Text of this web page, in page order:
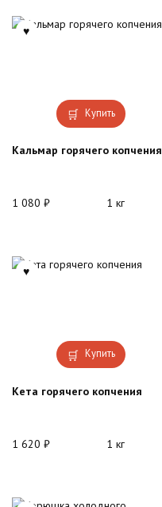
Купить
Кальмар горячего копчения
1 080 ₽ 1 кг
Купить
Кета горячего копчения
1 620 ₽ 1 кг